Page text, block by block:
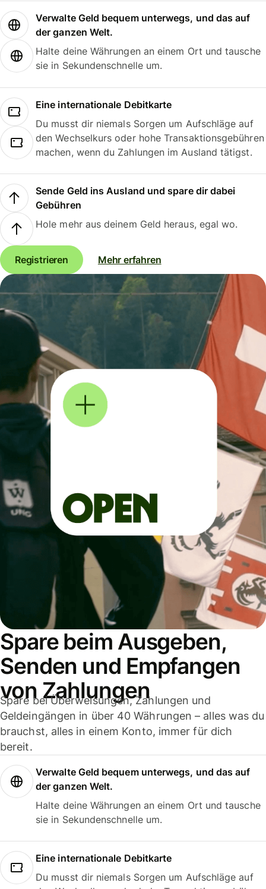
Verwalte Geld bequem unterwegs, und das auf
der ganzen Welt.
Halte deine Währungen an einem Ort und tausche
sie in Sekundenschnelle um.
Eine internationale Debitkarte
Du musst dir niemals Sorgen um Aufschläge auf
den Wechselkurs oder hohe Transaktionsgebühren
machen, wenn du Zahlungen im Ausland tätigst.
Sende Geld ins Ausland und spare dir dabei
Gebühren
Hole mehr aus deinem Geld heraus, egal wo.
Registrieren Mehr erfahren
Spare beim Ausgeben,
Senden und Empfangen
von Zahlungen
Spare bei Überweisungen, Zahlungen und
Geldeingängen in über 40 Währungen – alles was du
brauchst, alles in einem Konto, immer für dich
bereit.
Verwalte Geld bequem unterwegs, und das auf
der ganzen Welt.
Halte deine Währungen an einem Ort und tausche
sie in Sekundenschnelle um.
Eine internationale Debitkarte
Du musst dir niemals Sorgen um Aufschläge auf